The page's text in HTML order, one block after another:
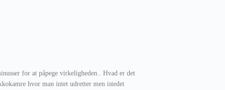
for at påpege virkeligheden.. Hvad er det
hvor man intet udretter men istedet